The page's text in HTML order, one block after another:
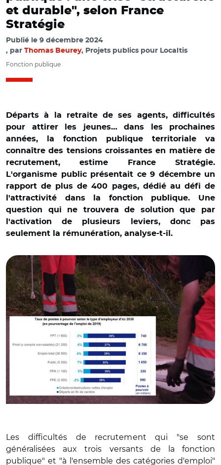
et durable", selon France
Stratégie
Publié le 9 décembre 2024
par Thomas Beurey, Projets publics pour Localtis
Fonction publique
Départs à la retraite de ses agents, difficultés
pour attirer les jeunes… dans les prochaines
années, la fonction publique territoriale va
connaître des tensions croissantes en matière de
recrutement, estime France Stratégie.
L'organisme public présentait ce 9 décembre un
rapport de plus de 400 pages, dédié au défi de
l'attractivité dans la fonction publique. Une
question qui ne trouvera de solution que par
l'activation de plusieurs leviers, donc pas
seulement la rémunération, analyse-t-il.
Les difficultés de recrutement qui "se sont
généralisées aux trois versants de la fonction
publique" et "à l'ensemble des catégories d'emploi"